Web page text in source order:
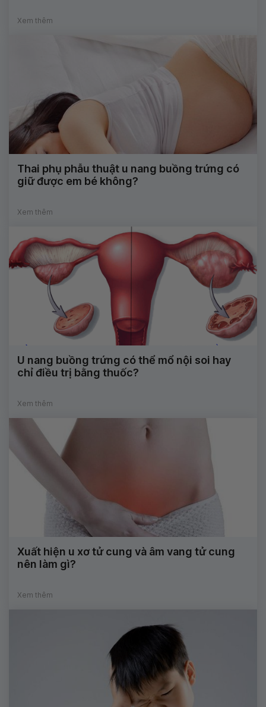
Xem thêm
Thai phụ phẫu thuật u nang buồng trứng có
giữ được em bé không?
Xem thêm
U nang buồng trứng có thể mổ nội soi hay
chỉ điều trị bằng thuốc?
Xem thêm
Xuất hiện u xơ tử cung và âm vang tử cung
nên làm gì?
Xem thêm